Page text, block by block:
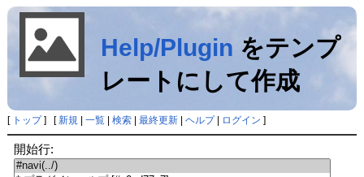
Help/Plugin をテンプ
レートにして作成
[ トップ] [新規| 一覧| 検索| 最終更新| ヘルプ| ログイン ]
開始行: